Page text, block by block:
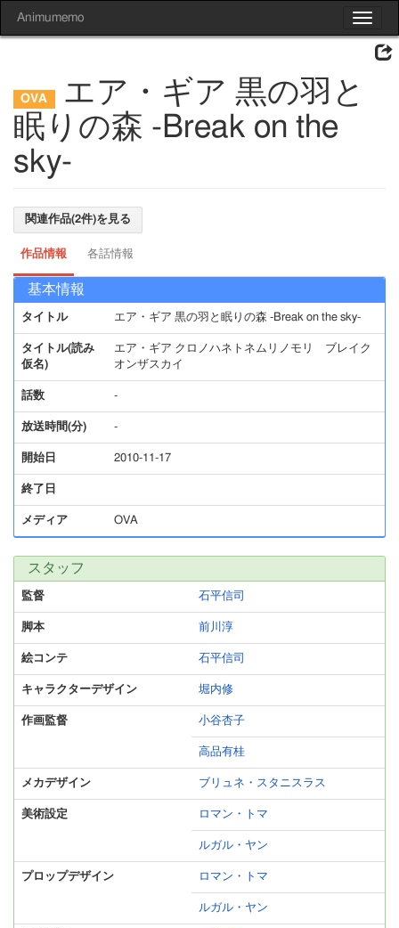
Toggle
Animumemo
エア・ギア 黒の羽と
眠りの森 -Break on the
sky-
関連作品(2件)を見る
作品情報 各話情報
基本情報
タイトル エア・ギア 黒の羽と眠りの森 -Break on the sky-
タイトル(読み
仮名)
エア・ギア クロノハネトネムリノモリ ブレイク
オンザスカイ
話数 -
放送時間(分) -
開始日 2010-11-17
終了日
メディア OVA
スタッフ
監督 石平信司
脚本 前川淳
絵コンテ 石平信司
キャラクターデザイン 堀内修
作画監督 小谷杏子
高品有桂
メカデザイン ブリュネ・スタニスラス
美術設定 ロマン・トマ
ルガル・ヤン
プロップデザイン ロマン・トマ
ルガル・ヤン